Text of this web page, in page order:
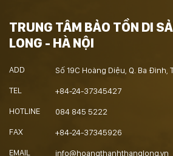
TRUNG TÂM BẢO TỒN DI
LONG - HÀ NỘI
ADD Số 19C Hoàng Diệu, Q. Ba Đình,
TEL +84-24-37345427
HOTLINE 084 845 5222
FAX +84-24-37345926
EMAIL info@hoangthanhthanglong.vn